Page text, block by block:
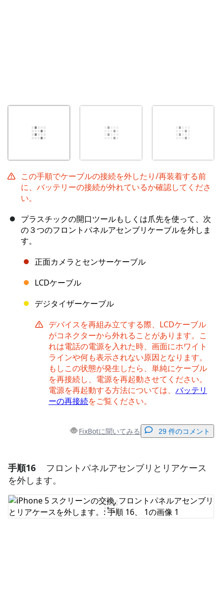
この手順でケーブルの接続を外したり/再装着する前
に、バッテリーの接続が外れているか確認してくださ
い。
プラスチックの開口ツールもしくは爪先を使って、次
の３つのフロントパネルアセンブリケーブルを外しま
す。
正面カメラとセンサーケーブル
LCDケーブル
デジタイザーケーブル
デバイスを再組み立てする際、LCDケーブル
がコネクターから外れることがあります。こ
れは電話の電源を入れた時、画面にホワイト
ラインや何も表示されない原因となります。
もしこの状態が発生したら、単純にケーブル
を再接続し、電源を再起動させてください。
電源を再起動する方法については、 バッテリ
ーの再接続をご覧ください。
FixBotに聞いてみる 29 件のコメント
コメントを追加
コメントを追加
手順16
フロントパネルアセンブリとリアケース
を外します。